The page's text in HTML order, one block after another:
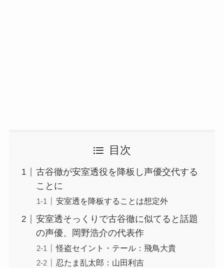
目次
古谷徹が安室透役を降板し声優交代する
ことに
安室透を降板することは想定外
安室透そっくりで古谷徹に似てると話題
の声優、岡野浩介の代表作
怪盗セイント・テール：飛鳥大貴
忍たま乱太郎：山田利吉